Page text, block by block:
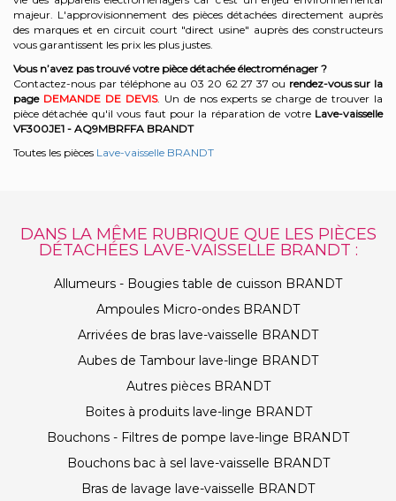
majeur. L'approvisionnement des pièces détachées directement auprès
des marques et en circuit court "direct usine" auprès des constructeurs
vous garantissent les prix les plus justes.
Vous n’avez pas trouvé votre pièce détachée électroménager ?
Contactez-nous par téléphone au 03 20 62 27 37 ou rendez-vous sur la
page DEMANDE DE DEVIS. Un de nos experts se charge de trouver la
pièce détachée qu'il vous faut pour la réparation de votre Lave-vaisselle
VF300JE1 - AQ9MBRFFA BRANDT
Toutes les pièces Lave-vaisselle BRANDT
DANS LA MÊME RUBRIQUE QUE LES PIÈCES
DÉTACHÉES LAVE-VAISSELLE BRANDT :
Allumeurs - Bougies table de cuisson BRANDT
Ampoules Micro-ondes BRANDT
Arrivées de bras lave-vaisselle BRANDT
Aubes de Tambour lave-linge BRANDT
Autres pièces BRANDT
Boites à produits lave-linge BRANDT
Bouchons - Filtres de pompe lave-linge BRANDT
Bouchons bac à sel lave-vaisselle BRANDT
Bras de lavage lave-vaisselle BRANDT